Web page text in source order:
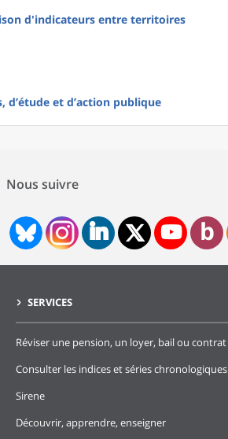
d'indicateurs entre territoires
et d’action publique
Nous suivre
SERVICES
Réviser une pension, un loyer, bail ou contrat
Consulter les indices et séries chronologiques
Sirene
Découvrir, apprendre, enseigner